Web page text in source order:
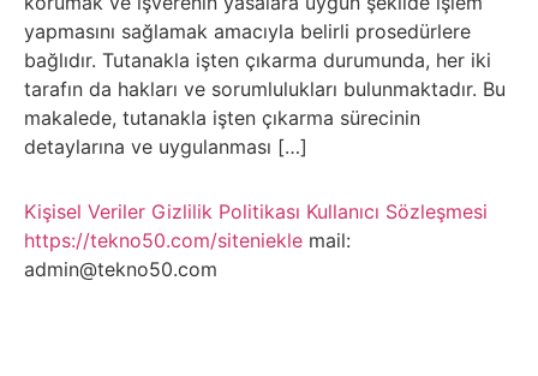
Bilim
Bitcoin
Bitkiler
Çizgi
Film
yapmasını sağlamak amacıyla belirli prosedürlere
bağlıdır. Tutanakla işten çıkarma durumunda, her iki
tarafın da hakları ve sorumlulukları bulunmaktadır. Bu
makalede, tutanakla işten çıkarma sürecinin
detaylarına ve uygulanması […]
Kişisel Veriler Gizlilik Politikası Kullanıcı Sözleşmesi
https://tekno50.com/siteniekle mail:
admin@tekno50.com